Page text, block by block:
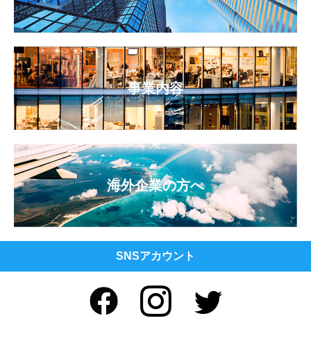
事業内容
海外企業の方へ
SNSアカウント